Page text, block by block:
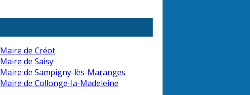
Maire de Créot
Maire de Saisy
Maire de Sampigny-lès-Maranges
Maire de Collonge-la-Madeleine